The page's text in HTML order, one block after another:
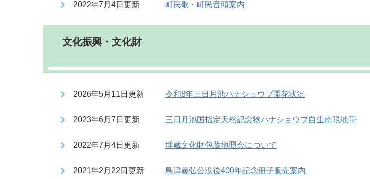
2022年7月4日更新 町民歌・町民音頭案内
文化振興・文化財
2026年5月11日更新 令和8年三日月池ハナショウブ開花状況
2023年6月7日更新 三日月池国指定天然記念物ハナショウブ自生南限地帯
2022年7月4日更新 埋蔵文化財包蔵地照会について
2021年2月22日更新 島津義弘公没後400年記念冊子販売案内